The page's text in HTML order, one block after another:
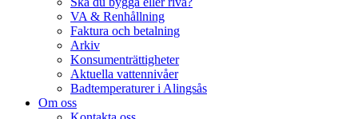
VA & Renhållning
Faktura och betalning
Arkiv
Konsumenträttigheter
Aktuella vattennivåer
Badtemperaturer i Alingsås
Om oss